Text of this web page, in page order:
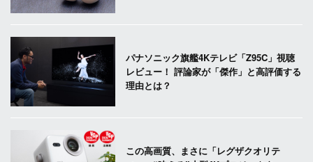
パナソニック旗艦4Kテレビ「Z95C」視聴
レビュー！ 評論家が「傑作」と高評価する
理由とは？
この高画質、まさに「レグザクオリテ